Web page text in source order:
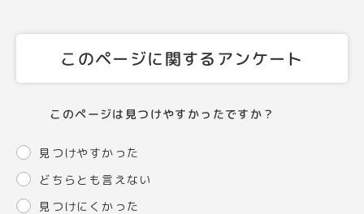
このページに関するアンケート
このページは見つけやすかったですか？
見つけやすかった
どちらとも言えない
見つけにくかった